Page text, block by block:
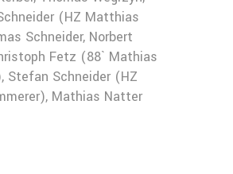
(HZ Matthias
Schneider, Norbert
Fetz (88` Mathias
Stefan Schneider (HZ
Mathias Natter